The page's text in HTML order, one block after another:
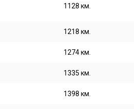
1128 км.
1218 км.
1274 км.
1335 км.
1398 км.